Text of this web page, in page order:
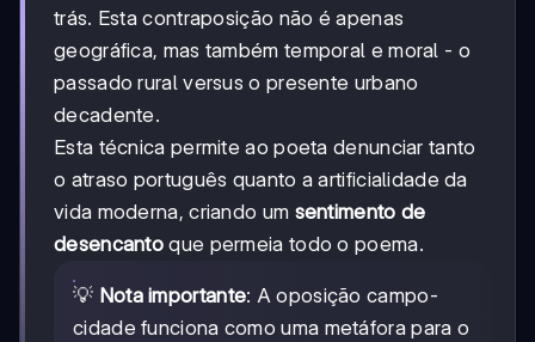
trás. Esta contraposição não é apenas
geográfica, mas também temporal e moral - o
passado rural versus o presente urbano
decadente.
Esta técnica permite ao poeta denunciar tanto
o atraso português quanto a artificialidade da
vida moderna, criando um sentimento de
desencanto que permeia todo o poema.
💡 Nota importante: A oposição campo-
cidade funciona como uma metáfora para o